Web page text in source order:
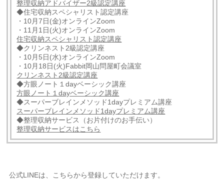
整理収納アドバイザー2級認定講座
◆住宅収納スペシャリスト認定講座
・10月7日(金)オンラインZoom
・11月1日(火)オンラインZoom
住宅収納スペシャリスト認定講座
◆クリンネスト2級認定講座
・10月5日(水)オンラインZoom
・10月18日(火)Fabbit岡山問屋町会議室
クリンネスト2級認定講座
◆方眼ノート１dayベーシック講座
方眼ノート１dayベーシック講座
◆スーパーブレインメソッド1dayプレミアム講座
スーパーブレインメソッド1dayプレミアム講座
◆整理収納サービス（お片付けのお手伝い）
整理収納サービスはこちら
公式LINEは、こちらから登録していただけます。